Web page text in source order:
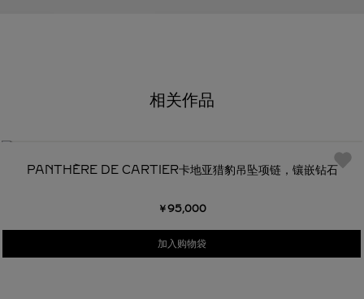
相关作品
PANTHÈRE DE CARTIER卡地亚猎豹吊坠项链，镶嵌钻石
￥95,000
加入购物袋